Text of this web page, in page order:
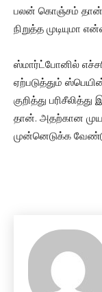
பலன் கொஞ்சம் தான்
நிறுத்த முடியுமா
ஸ்மார்ட்போனில்
ஏற்படுத்தும் ஸ்பெயின்
குறித்து
தான். அதற்கான
முன்னெடுக்க